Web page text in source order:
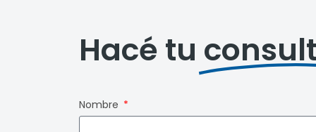
Hacé tu
Nombre